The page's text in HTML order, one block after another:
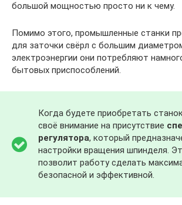
большой мощностью просто ни к чему.
Помимо этого, промышленные станки
для заточки свёрл с большим
электроэнергии они потребляют
бытовых приспособлений.
Когда будете приобретать
своё внимание на присутствие
регулятора, который
настройки вращения шпинделя.
позволит работу сделать
безопасной и эффективной.